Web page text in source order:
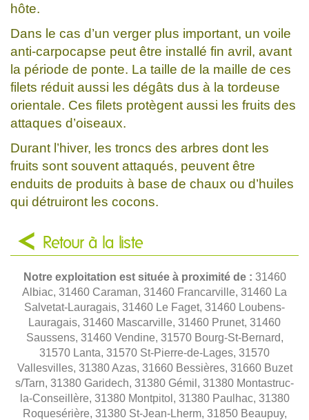
hôte.
Dans le cas d’un verger plus important, un voile
anti-carpocapse peut être installé fin avril, avant
la période de ponte. La taille de la maille de ces
filets réduit aussi les dégâts dus à la tordeuse
orientale. Ces filets protègent aussi les fruits des
attaques d’oiseaux.
Durant l’hiver, les troncs des arbres dont les
fruits sont souvent attaqués, peuvent être
enduits de produits à base de chaux ou d’huiles
qui détruiront les cocons.
Retour à la liste
Notre exploitation est située à proximité de : 31460
Albiac, 31460 Caraman, 31460 Francarville, 31460 La
Salvetat-Lauragais, 31460 Le Faget, 31460 Loubens-
Lauragais, 31460 Mascarville, 31460 Prunet, 31460
Saussens, 31460 Vendine, 31570 Bourg-St-Bernard,
31570 Lanta, 31570 St-Pierre-de-Lages, 31570
Vallesvilles, 31380 Azas, 31660 Bessières, 31660 Buzet
s/Tarn, 31380 Garidech, 31380 Gémil, 31380 Montastruc-
la-Conseillère, 31380 Montpitol, 31380 Paulhac, 31380
Roquesérière, 31380 St-Jean-Lherm, 31850 Beaupuy,